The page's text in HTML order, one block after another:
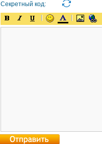
Секретный код: